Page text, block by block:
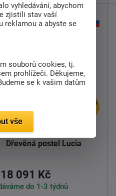
doprava
Dřevěná postel Lucia
18 091 Kč
do 1-3 týdnů
vyhledávání, abychom
zjistili stav vaší
reklamou a abyste se
souborů cookies, tj.
prohlížeči. Děkujeme,
se k vašim datům
vše